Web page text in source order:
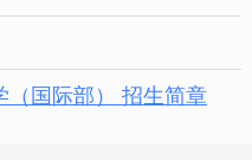
国际部） 招生简章